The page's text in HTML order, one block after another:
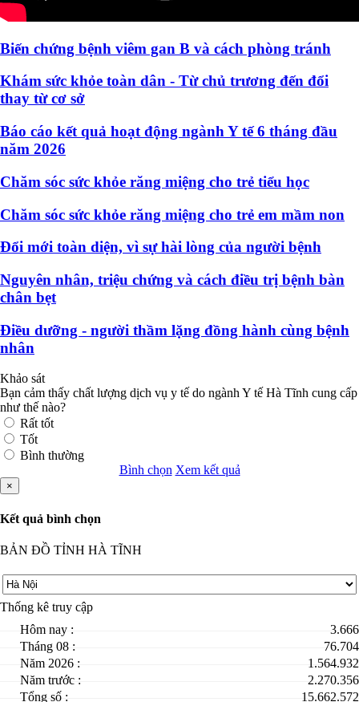
Biến chứng bệnh viêm gan B và cách phòng tránh
Khám sức khỏe toàn dân - Từ chủ trương đến đổi
thay từ cơ sở
Báo cáo kết quả hoạt động ngành Y tế 6 tháng đầu
năm 2026
Chăm sóc sức khỏe răng miệng cho trẻ tiểu học
Chăm sóc sức khỏe răng miệng cho trẻ em mầm non
Đổi mới toàn diện, vì sự hài lòng của người bệnh
Nguyên nhân, triệu chứng và cách điều trị bệnh bàn
chân bẹt
Điều dưỡng - người thầm lặng đồng hành cùng bệnh
nhân
Khảo sát
Bạn cảm thấy chất lượng dịch vụ y tế do ngành Y tế Hà Tĩnh cung cấp
như thế nào?
Rất tốt
Tốt
Bình thường
Bình chọn Xem kết quả
×
Kết quả bình chọn
BẢN ĐỒ TỈNH HÀ TĨNH
Thống kê truy cập
Hôm nay :
3.666
Tháng 08 :
76.704
Năm 2026 :
1.564.932
Năm trước :
2.270.356
Tổng số :
15.662.572